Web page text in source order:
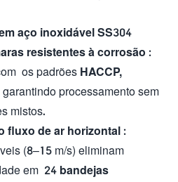
aço inoxidável SS304
resistentes à corrosão :
os padrões HACCP,
garantindo processamento sem
mistos.
fluxo de ar horizontal :
​​(8–15 m/s) eliminam
em 24 bandejas